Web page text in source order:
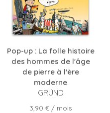
Pop-up : La folle histoire
des hommes de l'âge
de pierre à l'ère
moderne
GRÜND
Prix
3,90 €/ mois